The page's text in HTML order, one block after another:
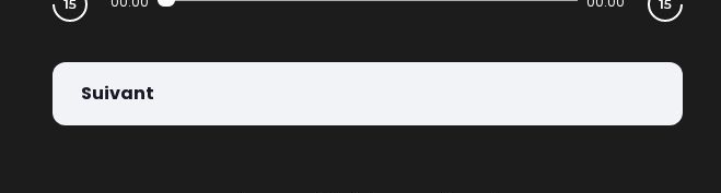
Suivant